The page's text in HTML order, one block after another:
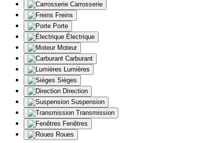
Carrosserie
Freins
Porte
Électrique
Moteur
Carburant
Lumières
Sièges
Direction
Suspension
Transmission
Fenêtres
Roues